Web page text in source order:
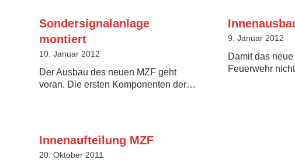
Sondersignalanlage
montiert
10. Januar 2012
Der Ausbau des neuen MZF geht
voran. Die ersten Komponenten der…
9. Januar 2012
Damit das
Feuerwehr
Innenaufteilung MZF
20. Oktober 2011